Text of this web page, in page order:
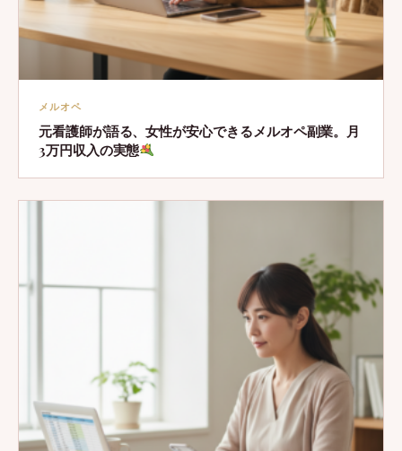
メルオペ
元看護師が語る、女性が安心できるメルオペ副業。月
3万円収入の実態